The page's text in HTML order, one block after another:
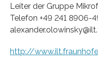
Leiter der Gruppe
Telefon +49 241 8906-
http://